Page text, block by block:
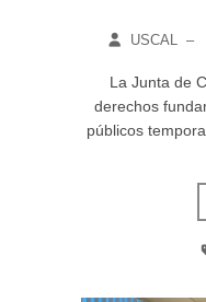
USCAL –
La Junta de
derechos
públicos